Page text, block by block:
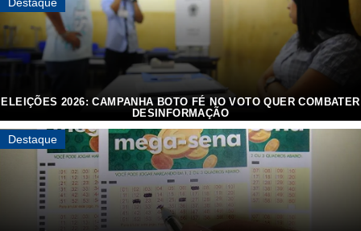
ELEIÇÕES 2026: CAMPANHA BOTO FÉ NO VOTO QUER COMBATER
DESINFORMAÇÃO
Iniciativa....
Destaque